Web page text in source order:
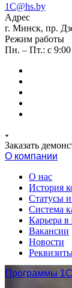
1C@hs.by
Адрес
г. Минск, пр.
Режим работы
Пн. – Пт.: с 9:00
Заказать
О компании
О нас
История
Статусы
Система
Карьера
Вакансии
Новости
Программы 1С